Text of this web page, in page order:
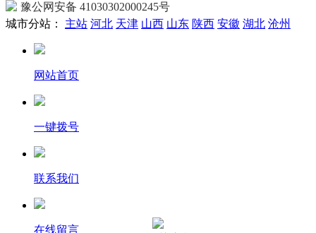
豫公网安备 41030302000245号
城市分站：
主站 河北 天津 山西 山东 陕西 安徽 湖北 沧州
网站首页
一键拨号
联系我们
在线留言